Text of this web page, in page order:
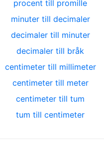
procent till promille
minuter till decimaler
decimaler till minuter
decimaler till bråk
centimeter till millimeter
centimeter till meter
centimeter till tum
tum till centimeter